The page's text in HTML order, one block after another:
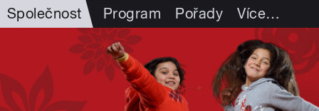
Společnost Program Pořady Více…